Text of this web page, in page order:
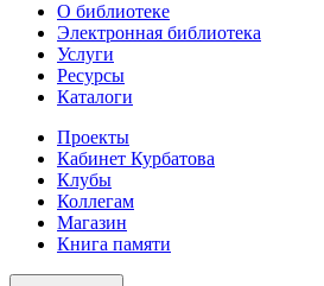
О библиотеке
Электронная библиотека
Услуги
Ресурсы
Каталоги
Проекты
Кабинет Курбатова
Клубы
Коллегам
Магазин
Книга памяти